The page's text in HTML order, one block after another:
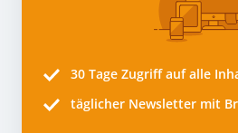
30 Tage Zugriff auf alle
täglicher Newsletter mit